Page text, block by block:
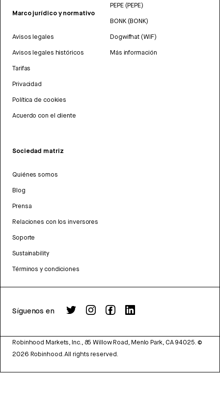
Marco jurídico y normativo
Avisos legales
Avisos legales históricos
Tarifas
Privacidad
Política de cookies
Acuerdo con el cliente
PEPE (PEPE)
BONK (BONK)
Dogwifhat (WIF)
Más información
Sociedad matriz
Quiénes somos
Blog
Prensa
Relaciones con los inversores
Soporte
Sustainability
Términos y condiciones
Síguenos en
Robinhood Markets, Inc., 85 Willow Road, Menlo Park, CA 94025. ©
2026 Robinhood. All rights reserved.